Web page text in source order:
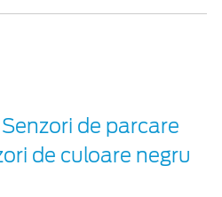
de parcare
de culoare negru